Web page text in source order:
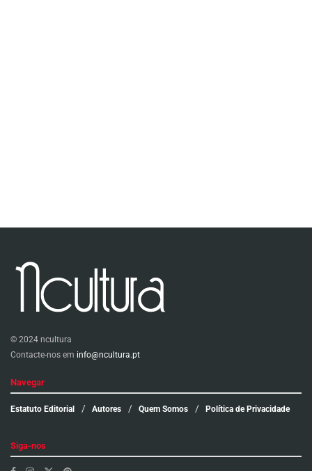
© 2024 ncultura
Contacte-nos em info@ncultura.pt
Navegar
Estatuto Editorial Autores Quem Somos Política de Privacidade
Siga-nos